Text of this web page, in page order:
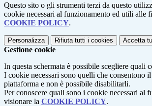
Questo sito o gli strumenti terzi da questo
cookie necessari al funzionamento ed utili alle
COOKIE POLICY.
Personalizza Rifiuta tutti i cookies Accetta
Gestione cookie
In questa schermata è possibile scegliere quali
I cookie necessari sono quelli che consentono
piattaforma e non è possibile disabilitarli.
Per conoscere quali sono i cookie necessari al
visionare la COOKIE POLICY.